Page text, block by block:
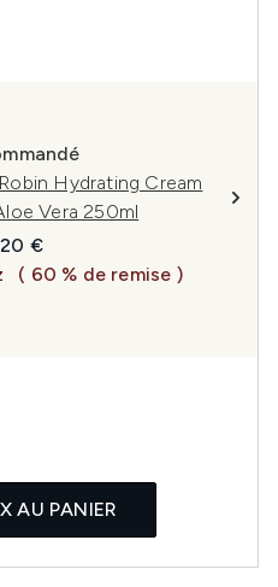
Hydrating Cream
Vera 250ml
:
​​actuel :
€
( 60 % de remise )
AU PANIER